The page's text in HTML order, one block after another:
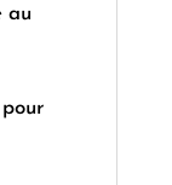
au
pour